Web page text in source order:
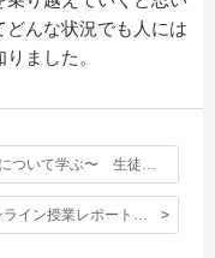
どんな状況でも人には
ました。